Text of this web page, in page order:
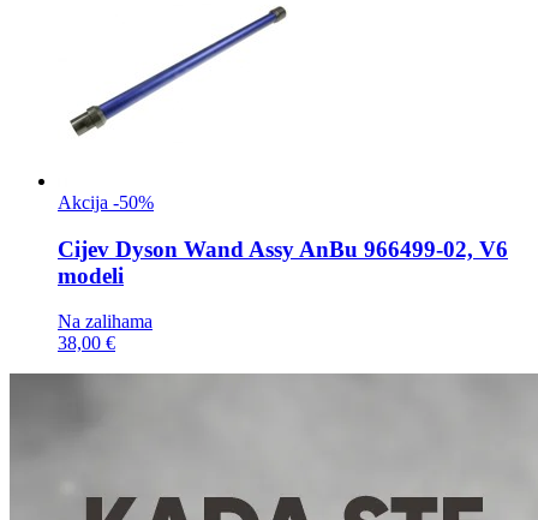
Akcija -50%
Cijev Dyson Wand Assy AnBu 966499-02, V6
modeli
Na zalihama
38,00 €